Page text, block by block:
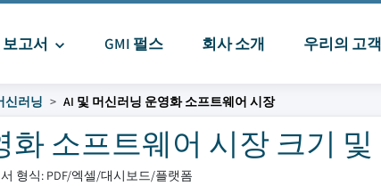
고서 GMI 펄스 회사 소개 우리의 고객
신러닝 AI 및 머신러닝 운영화 소프트웨어 시장
소프트웨어 시장 크기 및
형식: PDF/엑셀/대시보드/플랫폼